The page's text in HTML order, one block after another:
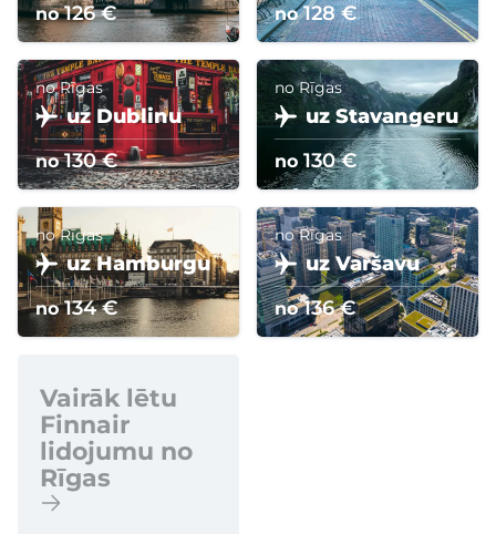
no126 € no128 €
no Rīgas
uz Dublinu
no130 €
no Rīgas
uz Stavangeru
no130 €
no Rīgas
uz Hamburgu
no134 €
no Rīgas
uz Varšavu
no136 €
Vairāk lētu
Finnair
lidojumu no
Rīgas